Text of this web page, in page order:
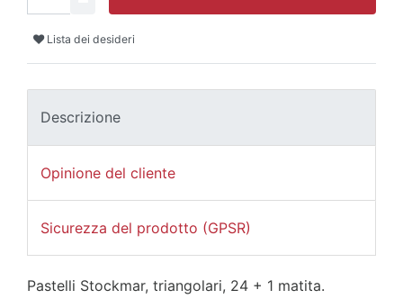
Lista dei desideri
Descrizione
Opinione del cliente
Sicurezza del prodotto (GPSR)
Pastelli Stockmar, triangolari, 24 + 1 matita.